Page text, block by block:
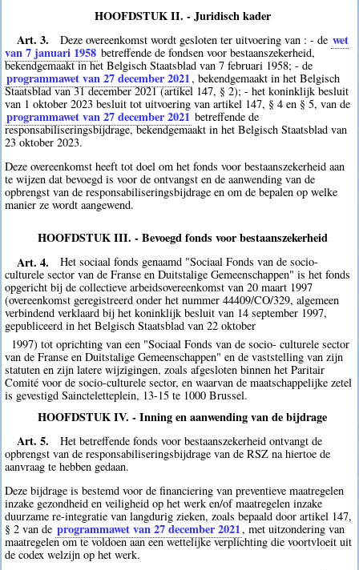
HOOFDSTUK II. - Juridisch kader
Art. 3.
Deze overeenkomst wordt gesloten ter uitvoering van : - de wet
van 7 januari 1958 betreffende de fondsen voor bestaanszekerheid,
bekendgemaakt in het Belgisch Staatsblad van 7 februari 1958; - de
programmawet van 27 december 2021, bekendgemaakt in het Belgisch
Staatsblad van 31 december 2021 (artikel 147, § 2); - het koninklijk besluit
van 1 oktober 2023 besluit tot uitvoering van artikel 147, § 4 en § 5, van de
programmawet van 27 december 2021 betreffende de
responsabiliseringsbijdrage, bekendgemaakt in het Belgisch Staatsblad van
23 oktober 2023.
Deze overeenkomst heeft tot doel om het fonds voor bestaanszekerheid aan
te wijzen dat bevoegd is voor de ontvangst en de aanwending van de
opbrengst van de responsabiliseringsbijdrage en om de bepalen op welke
manier ze wordt aangewend.
HOOFDSTUK III. - Bevoegd fonds voor bestaanszekerheid
Art. 4.
Het sociaal fonds genaamd "Sociaal Fonds van de socio-
culturele sector van de Franse en Duitstalige Gemeenschappen" is het fonds
opgericht bij de collectieve arbeidsovereenkomst van 20 maart 1997
(overeenkomst geregistreerd onder het nummer 44409/CO/329, algemeen
verbindend verklaard bij het koninklijk besluit van 14 september 1997,
gepubliceerd in het Belgisch Staatsblad van 22 oktober
1997) tot oprichting van een "Sociaal Fonds van de socio- culturele sector
van de Franse en Duitstalige Gemeenschappen" en de vaststelling van zijn
statuten en zijn latere wijzigingen, zoals afgesloten binnen het Paritair
Comité voor de socio-culturele sector, en waarvan de maatschappelijke zetel
is gevestigd Saincteletteplein, 13-15 te 1000 Brussel.
HOOFDSTUK IV. - Inning en aanwending van de bijdrage
Art. 5.
Het betreffende fonds voor bestaanszekerheid ontvangt de
opbrengst van de responsabiliseringsbijdrage van de RSZ na hiertoe de
aanvraag te hebben gedaan.
Deze bijdrage is bestemd voor de financiering van preventieve maatregelen
inzake gezondheid en veiligheid op het werk en/of maatregelen inzake
duurzame re-integratie van langdurig zieken, zoals bepaald door artikel 147,
§ 2 van de programmawet van 27 december 2021, met uitzondering van
maatregelen om te voldoen aan een wettelijke verplichting die voortvloeit uit
de codex welzijn op het werk.